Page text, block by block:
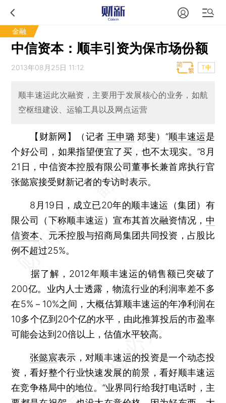
金融
中信资本：顺丰引资为保市场份额
2013年08月25日 11:12 T中
顺丰速运此次融资，主要用于发展核心的业务，如航
空枢纽建设、运输工具以及网点运营
【财新网】（记者 王申璐 郑斐） “顺丰速运是
个好公司，如果指望便宜了买，也不太现实。”8月
21日，中信资本控股有限公司董事长兼首席执行官
张懿宸接受财新记者的专访时表示。
8月19日，成立已20年的顺丰速运（集团）有
限公司（下称顺丰速运）宣布其首次融资情况， 中
信资本、元禾控股与招商局集团共同投资，占股比
例不超过25%。
据了解，2012年顺丰速运的销售额已突破了
200亿。业内人士透露，物流行业的利润率差不多
在5%－10%之间，大概估算顺丰速运的年净利润在
10多个亿到20个亿的水平，由此推算投后的市盈率
可能会达到20倍以上，估值水平较高。
张懿宸表示，对顺丰速运的投资是一个动态投
资，看好整个行业快速发展的前景，看好顺丰速运
在竞争格局中的地位。“业界同行给我打电话时，主